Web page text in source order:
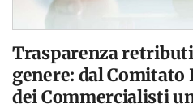
Trasparenza
genere: dal
dei Commercialisti